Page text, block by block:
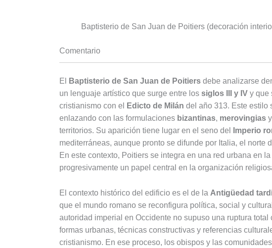
Baptisterio de San Juan de Poitiers (decoración
Comentario
El Baptisterio de San Juan de Poitiers debe analizarse
un lenguaje artístico que surge entre los siglos III y IV y que
cristianismo con el
Edicto de Milán del año 313. Este estilo
enlazando con las formulaciones bizantinas, merovingias y
territorios. Su aparición tiene lugar en el seno del
Imperio
mediterráneas, aunque pronto se difunde por Italia, el norte
En este contexto, Poitiers se integra en una red urbana en
progresivamente un papel central en la organización
El contexto histórico del edificio es el de la Antigüedad
que el mundo romano se reconfigura política, social y
autoridad imperial en Occidente no supuso una ruptura
formas urbanas, técnicas constructivas y referencias
cristianismo. En ese proceso, los obispos y las